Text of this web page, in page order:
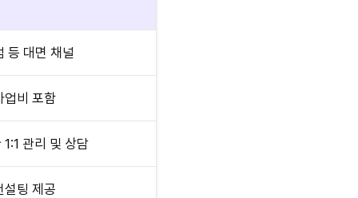
등 대면 채널
업비 포함
관리 및 상담
설팅 제공